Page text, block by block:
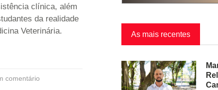
clínica, além
da realidade
Veterinária.
comentário
As mais recentes